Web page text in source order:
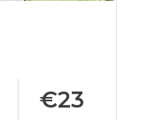
€23